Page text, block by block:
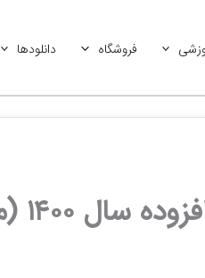
فروشگاه دانلودها
(متن کامل)